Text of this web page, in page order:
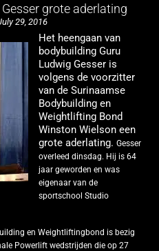
grote aderlating
29, 2016
Het heengaan van
bodybuilding Guru
Ludwig Gesser is
volgens de voorzitter
van de Surinaamse
Bodybuilding en
Weightlifting Bond
Winston Wielson een
grote aderlating.Gesser
overleed dinsdag. Hij is 64
jaar geworden en was
eigenaar van de
sportschool Studio
en Weightliftingbond is bezig
Powerlift wedstrijden die op 27